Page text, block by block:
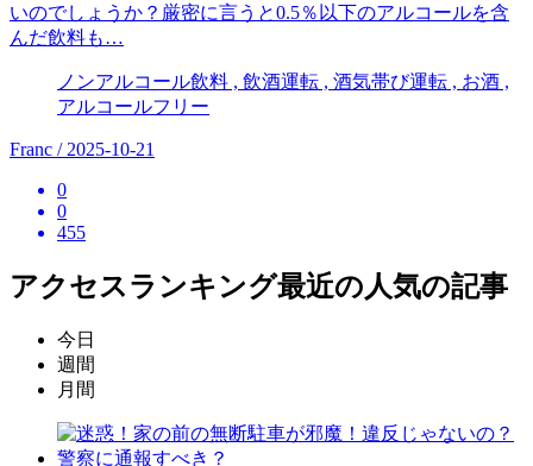
いのでしょうか？厳密に言うと0.5％以下のアルコールを含
んだ飲料も…
ノンアルコール飲料 , 飲酒運転 , 酒気帯び運転 , お酒 ,
アルコールフリー
Franc / 2025-10-21
0
0
455
アクセスランキング最近の人気の記事
今日
週間
月間